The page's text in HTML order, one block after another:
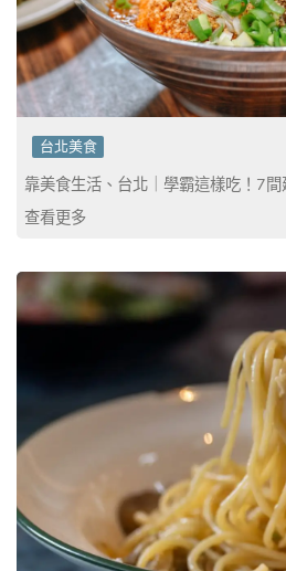
台北美食
靠美食生活、台北｜學霸這樣吃！7
查看更多